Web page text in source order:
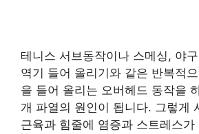
테니스 서브동작이나 스메싱, 야
역기 들어 올리기와 같은 반복적
을 들어 올리는 오버헤드 동작을
개 파열의 원인이 됩니다. 그렇게
근육과 힘줄에 염증과 스트레스가